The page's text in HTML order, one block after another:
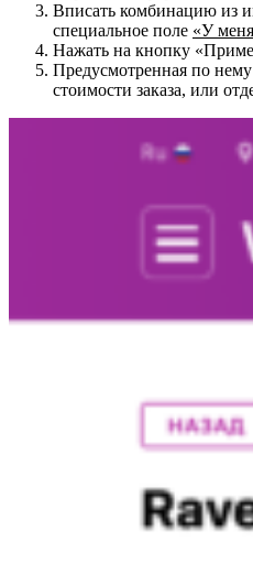
Вписать комбинацию из
специальное поле «У
Нажать на кнопку
Предусмотренная по
стоимости заказа, или